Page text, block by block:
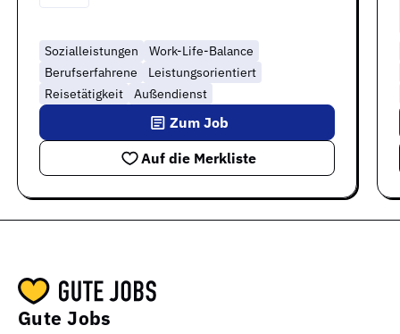
Sozialleistungen
Work-Life-Balance
Berufserfahrene
Leistungsorientiert
Reisetätigkeit
Außendienst
Auf die Merkliste
Zum Job
Gute Jobs